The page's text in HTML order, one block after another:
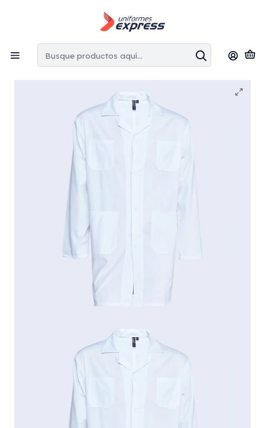
en la Región Metropolitana por copras superiores
Inicio Hombre Cotona manga larga hombre